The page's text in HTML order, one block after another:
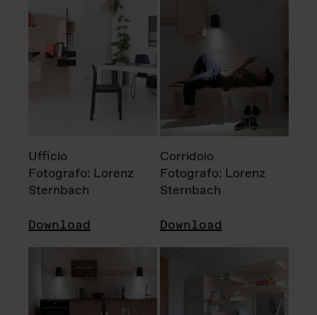
Ufficio
Fotografo: Lorenz
Sternbach
Download
Corridoio
Fotografo: Lorenz
Sternbach
Download